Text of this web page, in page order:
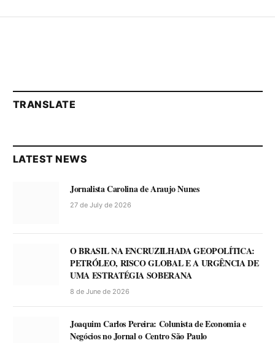
TRANSLATE
LATEST NEWS
Jornalista Carolina de Araujo Nunes
27 de July de 2026
O BRASIL NA ENCRUZILHADA GEOPOLÍTICA:
PETRÓLEO, RISCO GLOBAL E A URGÊNCIA DE
UMA ESTRATÉGIA SOBERANA
8 de June de 2026
Joaquim Carlos Pereira: Colunista de Economia e
Negócios no Jornal o Centro São Paulo